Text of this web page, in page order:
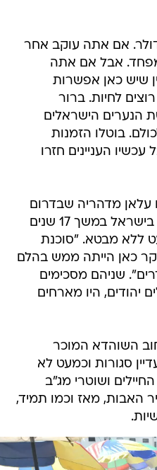
דולר. אם אתה עוקב אחר
אבל אם אתה
שיש כאן אפשרות
לחיות. ברור
הנערים הישראלים
בוטלו הזמנות
העניינים חזרו
עלאן מדהריה שבדרום
חברון. הוא עבד בבתי מלון בישראל במשך 17 שנים
ללא מבטא. "סוכנת
כאן הייתה ממש בהלם
שניהם מסכימים
יהודים, היו מארחים
השוהדא המוכר
סגורות וכמעט לא
ושוטרי מג"ב
האבות, מאז וכמו תמיד,